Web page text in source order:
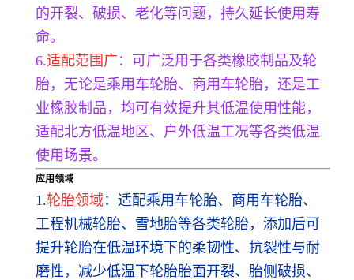
的开裂、破损、老化等问题，持久延长使用寿
命。
6.适配范围广 ：可广泛用于各类橡胶制品及轮
胎，无论是乘用车轮胎、商用车轮胎，还是工
业橡胶制品，均可有效提升其低温使用性能，
适配北方低温地区、户外低温工况等各类低温
使用场景。
应用领域
1.轮胎领域 ：适配乘用车轮胎、商用车轮胎、
工程机械轮胎、雪地胎等各类轮胎，添加后可
提升轮胎在低温环境下的柔韧性、抗裂性与耐
磨性，减少低温下轮胎胎面开裂、胎侧破损、